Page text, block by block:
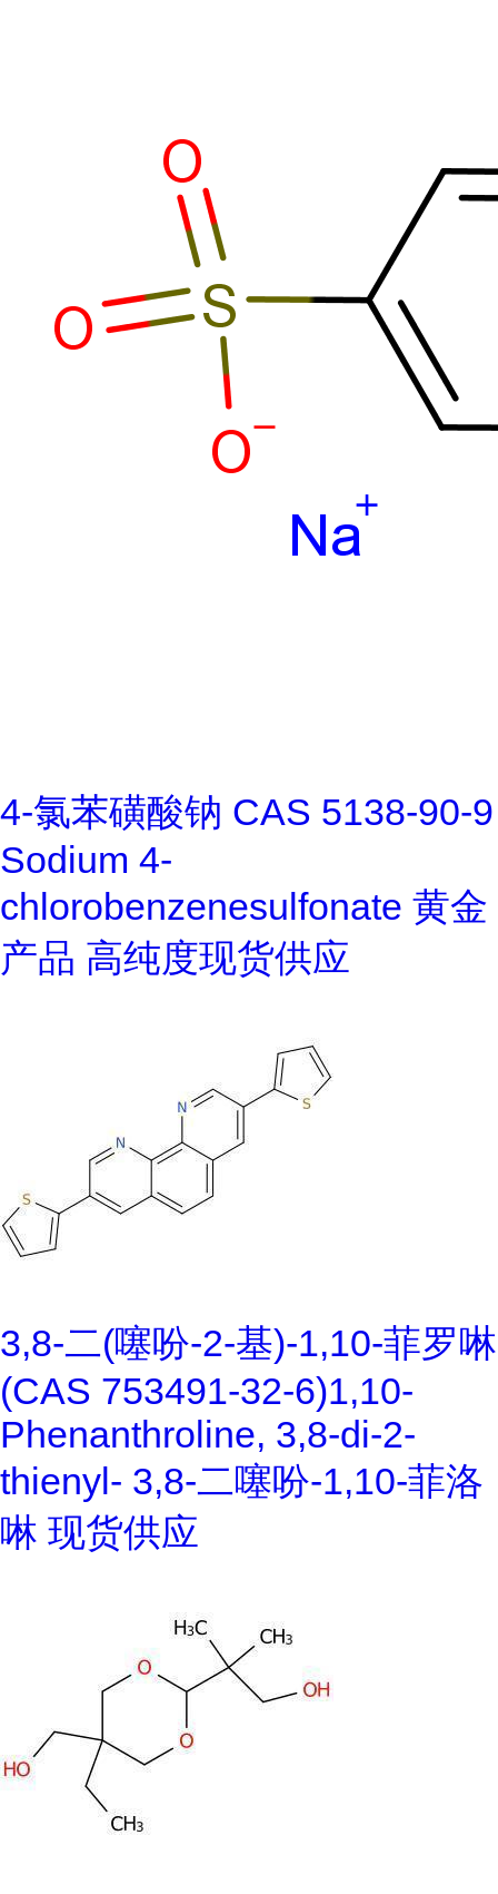
4-氯苯磺酸钠 CAS 5138-90-9
Sodium 4-
chlorobenzenesulfonate 黄金
产品 高纯度现货供应
3,8-二(噻吩-2-基)-1,10-菲罗啉
(CAS 753491-32-6)1,10-
Phenanthroline, 3,8-di-2-
thienyl- 3,8-二噻吩-1,10-菲洛
啉 现货供应